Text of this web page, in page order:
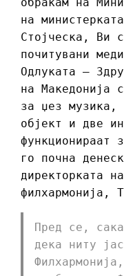
обраќам на
на
Стојческа, Ви
почитувани
Одлуката –
на Македонија
за џез музика,
објект и две
функционираат
го почна
директорката
филхармонија,
Пред се,
дека ниту